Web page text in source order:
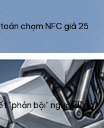
chạm NFC giá 25
"phản bội" người dùng?